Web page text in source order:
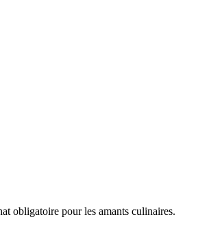
obligatoire pour les amants culinaires.